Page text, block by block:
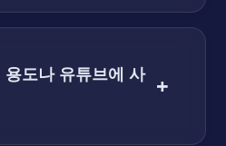
도나 유튜브에 사 +